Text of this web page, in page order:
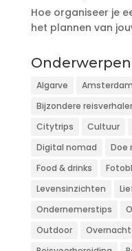
Hoe organiseer je
het plannen van
Onderwerpen
Algarve Amsterdam
Bijzondere
Citytrips
Cultuur
Digital nomad
Doe
Food & drinks
Levensinzichten
Ondernemerstips
Outdoor